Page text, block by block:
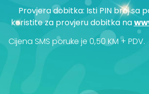
Provjera dobitka: Isti PIN broj sa
koristite za provjeru dobitka na
Cijena SMS poruke je 0,50 KM + PDV.